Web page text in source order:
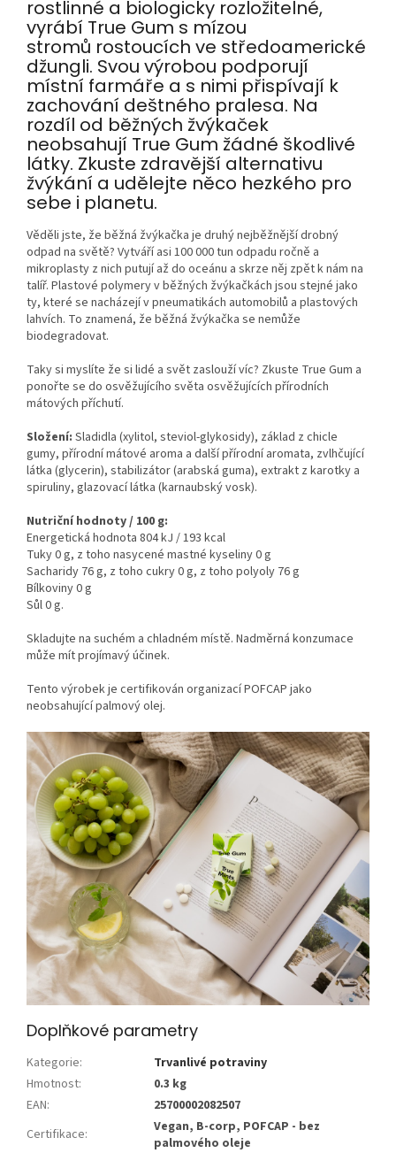
rostlinné a biologicky rozložitelné,
vyrábí True Gum s mízou
stromů rostoucích ve středoamerické
džungli. Svou výrobou podporují
místní farmáře a s nimi přispívají k
zachování deštného pralesa. Na
rozdíl od běžných žvýkaček
neobsahují True Gum žádné škodlivé
látky. Zkuste zdravější alternativu
žvýkání a udělejte něco hezkého pro
sebe i planetu.
Věděli jste, že běžná žvýkačka je druhý nejběžnější drobný
odpad na světě? Vytváří asi 100 000 tun odpadu ročně a
mikroplasty z nich putují až do oceánu a skrze něj zpět k nám na
talíř. Plastové polymery v běžných žvýkačkách jsou stejné jako
ty, které se nacházejí v pneumatikách automobilů a plastových
lahvích. To znamená, že běžná žvýkačka se nemůže
biodegradovat.
Taky si myslíte že si lidé a svět zaslouží víc? Zkuste True Gum a
ponořte se do osvěžujícího světa osvěžujících přírodních
mátových příchutí.
Složení: Sladidla (xylitol, steviol-glykosidy), základ z chicle
gumy, přírodní mátové aroma a další přírodní aromata, zvlhčující
látka (glycerin), stabilizátor (arabská guma), extrakt z karotky a
spiruliny, glazovací látka (karnaubský vosk).
Nutriční hodnoty / 100 g:
Energetická hodnota 804 kJ / 193 kcal
Tuky 0 g, z toho nasycené mastné kyseliny 0 g
Sacharidy 76 g, z toho cukry 0 g, z toho polyoly 76 g
Bílkoviny 0 g
Sůl 0 g.
Skladujte na suchém a chladném místě. Nadměrná konzumace
může mít projímavý účinek.
Tento výrobek je certifikován organizací POFCAP jako
neobsahující palmový olej.
Doplňkové parametry
Kategorie:
Trvanlivé potraviny
Hmotnost:
0.3 kg
EAN:
25700002082507
Certifikace:
Vegan, B-corp, POFCAP - bez
palmového oleje